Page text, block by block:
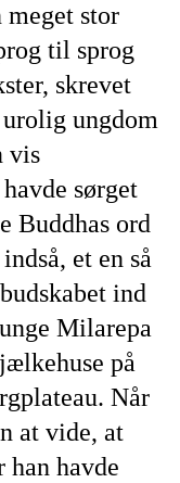
meget stor
til sprog
skrevet
ungdom
vis
sørget
Buddhas ord
et en så
ind
Milarepa
på
Når
at vide, at
han havde